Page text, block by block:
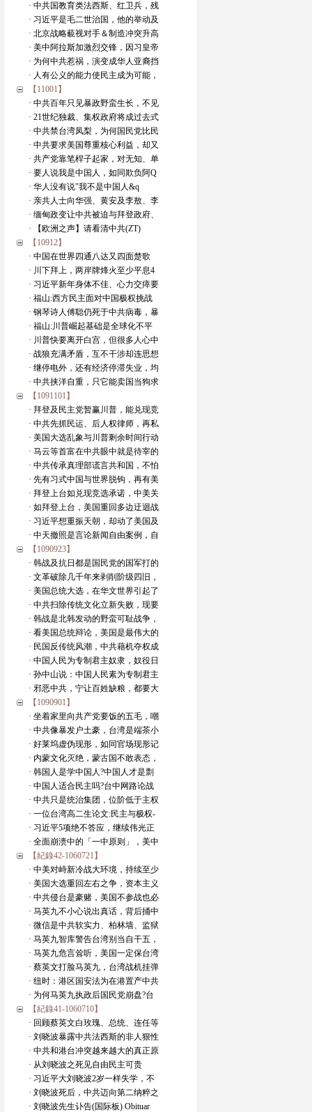
· 中共国教育类法西斯、红卫兵，残
· 习近平是毛二世治国，他的举动及
· 北京战略藐视对手＆制造冲突升高
· 美中阿拉斯加激烈交锋，因习皇帝
· 为何中共惹祸，演变成华人亚裔挡
· 人有公义的能力使民主成为可能，
【11001】
· 中共百年只见暴政野蛮生长，不见
· 21世纪独裁、集权政府将成过去式
· 中共禁台湾凤梨，为何国民党比民
· 中共要求美国尊重核心利益，却又
· 共产党靠笔桿子起家，对无知、单
· 要人说我是中国人，如同欺负阿Q
· 华人没有说"我不是中国人&q
· 亲共人士向华强、黄安及李敖、李
· 缅甸政变让中共被迫与拜登政府、
· 【欧洲之声】请看清中共(ZT)
【10912】
· 中国在世界四通八达又四面楚歌
· 川下拜上，两岸牌烽火至少平息4
· 习近平新年身体不佳、心力交瘁要
· 福山:西方民主面对中国极权挑战
· 钢琴诗人傅聪仍死于中共病毒，暴
· 福山:川普崛起基础是全球化不平
· 川普快要离开白宫，但很多人心中
· 战狼充满矛盾，互不干涉却连思想
· 继停电外，还有经济停滞失业，均
· 中共挟洋自重，只它能卖国当狗求
【1091101】
· 拜登及民主党暂赢川普，能兑现竞
· 中共先抓民运、后人权律师，再私
· 美国大选乱象与川普剩余时间行动
· 马云等首富在中共眼中就是待宰的
· 中共传承真理部谎言共和国，不怕
· 先有习式中国与世界脱钩，再有美
· 拜登上台如兑现竞选承诺，中美关
· 如拜登上台，美国重回多边迂迴战
· 习近平想重振天朝，却动了美国及
· 中天撤照是言论新闻自由案例，自
【1090923】
· 韩战及抗日都是国民党的国军打的
· 文革破除几千年来剥削阶级四旧，
· 美国总统大选，在华文世界引起了
· 中共扫除传统文化立新失败，现要
· 韩战是北韩发动的野蛮可耻战争，
· 看美国总统辩论，美国是最伟大的
· 民国反传统风潮，中共藉机夺权成
· 中国人民为专制君主奴隶，奴役日
· 孙中山说：中国人民素为专制君主
· 邪恶中共，宁让百姓缺粮，都要大
【1090901】
· 坐着家里向共产党要饭的五毛，嘲
· 中共像暴发户土豪，台湾是端茶小
· 好莱坞虚伪现形，如同官场现形记
· 内蒙文化灭绝，蒙古国不敢表态，
· 韩国人是学中国人?中国人才是剽
· 中国人适合民主吗?台中网路论战
· 中共只是统治集团，位阶低于主权
· 一位台湾高二生论文:民主与极权-
· 习近平5项绝不答应，继续伟光正
· 全面崩溃中的「一中原则」，美中
【紀錄42-1060721】
· 中美对峙新冷战大环境，持续至少
· 美国大选重回左右之争，资本主义
· 中共侵台是豪赌，美国不参战也必
· 马英九不小心说出真话，背后捅中
· 微信是中共软实力、柏林墙、监狱
· 马英九智库警告台湾别当自干五，
· 马英九危言耸听，美国一定保台湾
· 蔡英文打脸马英九，台湾战机挂弹
· 纽时：港区国安法为在港置产中共
· 为何马英九执政后国民党崩盘?台
【紀錄41-1060710】
· 回顾蔡英文白玫瑰、总统、连任等
· 刘晓波暴露中共法西斯的非人狠性
· 中共和港台冲突越来越大的真正原
· 从刘晓波之死见自由民主可贵
· 习近平大刘晓波2岁一样失学，不
· 刘晓波死后，中共迈向第二纳粹之
· 刘晓波先生讣告(国际板) Obituar